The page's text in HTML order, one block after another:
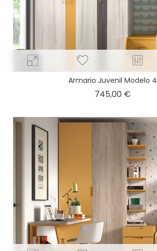
Armario Juvenil Modelo 4
745,00 €